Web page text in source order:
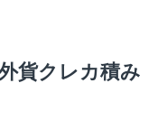
貨クレカ積み